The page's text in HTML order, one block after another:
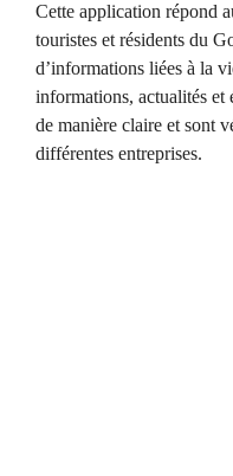
Cette application répond
touristes et résidents du
d’informations liées à la
informations, actualités et
de manière claire et sont
différentes entreprises.